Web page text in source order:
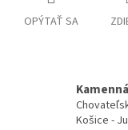
OPÝTAŤ SA
Košice -